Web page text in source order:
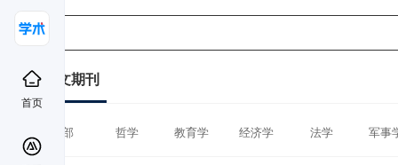
首页
中文期刊
全部 哲学 教育学 经济学 法学 军事